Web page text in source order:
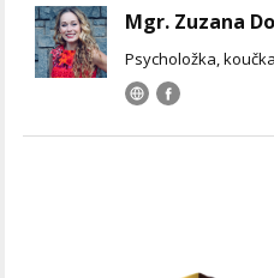
Mgr. Zuzana
Psycholožka,